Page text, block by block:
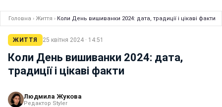
Головна › Життя › Коли День вишиванки 2024: дата, традиції і цікаві факти
ЖИТТЯ 25 квітня 2024 · 14:51
Коли День вишиванки 2024: дата,
традиції і цікаві факти
Людмила Жукова
Редактор Styler